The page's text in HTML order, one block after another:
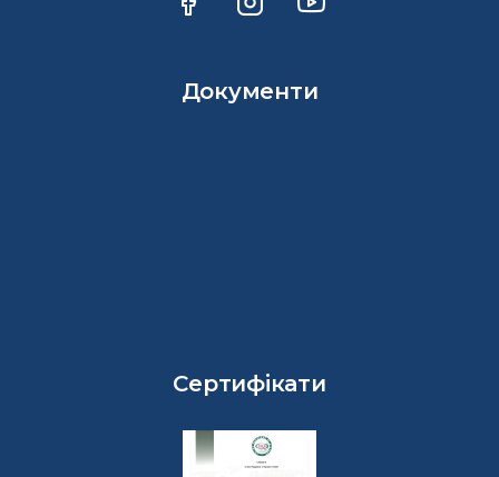
Документи
Сертифікати